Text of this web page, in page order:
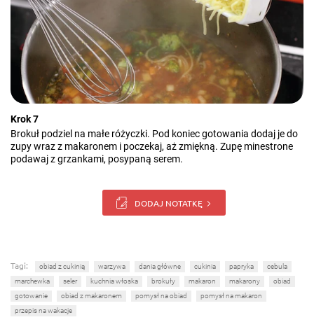
Krok 7
Brokuł podziel na małe różyczki. Pod koniec gotowania dodaj je do
zupy wraz z makaronem i poczekaj, aż zmiękną. Zupę minestrone
podawaj z grzankami, posypaną serem.
DODAJ NOTATKĘ
Tagi: obiad z cukinią warzywa dania główne cukinia papryka
cebula
marchewka
seler kuchnia włoska brokuły makaron makarony
obiad
gotowanie
obiad z makaronem pomysł na obiad
pomysł na makaron
przepis na wakacje